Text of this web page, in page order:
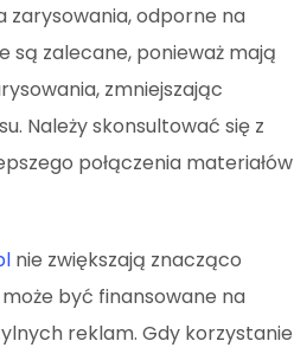
zarysowania, odporne na
są zalecane, ponieważ mają
zmniejszając
Należy skonsultować się z
połączenia materiałów
nie zwiększają znacząco
być finansowane na
reklam. Gdy korzystanie